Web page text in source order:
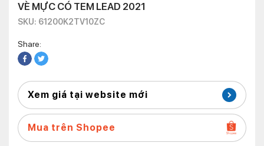
VÈ MỰC CÓ TEM LEAD 2021
SKU: 61200K2TV10ZC
Share:
Xem giá tại website mới
Mua trên Shopee